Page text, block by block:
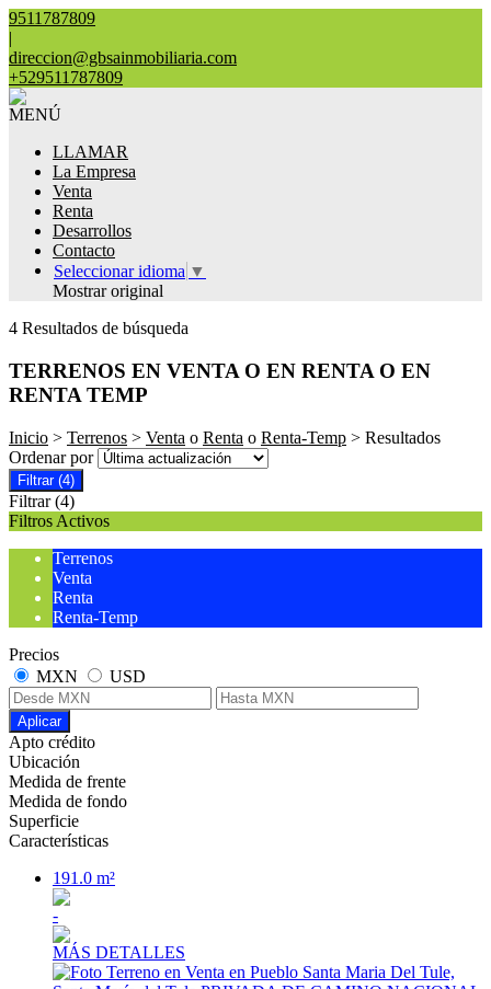
9511787809
|
direccion@gbsainmobiliaria.com
+529511787809
MENÚ
LLAMAR
La Empresa
Venta
Renta
Desarrollos
Contacto
Seleccionar idioma ▼
Mostrar original
4 Resultados de búsqueda
TERRENOS EN VENTA O EN RENTA O EN
RENTA TEMP
Inicio > Terrenos > Venta o Renta o Renta-Temp > Resultados
Ordenar por
Filtrar (4)
Filtrar (4)
Filtros Activos
Terrenos
Venta
Renta
Renta-Temp
Precios
MXN
USD
Aplicar
Apto crédito
Ubicación
Medida de frente
Medida de fondo
Superficie
Características
191.0 m²
-
MÁS DETALLES